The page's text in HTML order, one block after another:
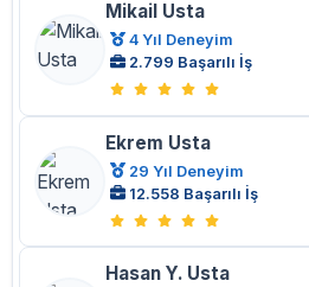
Mikail Usta
4 Yıl Deneyim
2.799 Başarılı İş
Ekrem Usta
29 Yıl Deneyim
12.558 Başarılı İş
Hasan Y. Usta